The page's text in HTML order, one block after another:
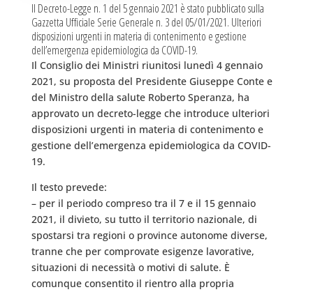
Il Decreto-Legge n. 1 del 5 gennaio 2021 è stato pubblicato sulla
Gazzetta Ufficiale Serie Generale n. 3 del 05/01/2021. Ulteriori
disposizioni urgenti in materia di contenimento e gestione
dell’emergenza epidemiologica da COVID-19.
Il Consiglio dei Ministri riunitosi lunedì 4 gennaio
2021, su proposta del Presidente Giuseppe Conte e
del Ministro della salute Roberto Speranza, ha
approvato un decreto-legge che introduce ulteriori
disposizioni urgenti in materia di contenimento e
gestione dell’emergenza epidemiologica da COVID-
19.
Il testo prevede:
– per il periodo compreso tra il 7 e il 15 gennaio
2021, il divieto, su tutto il territorio nazionale, di
spostarsi tra regioni o province autonome diverse,
tranne che per comprovate esigenze lavorative,
situazioni di necessità o motivi di salute. È
comunque consentito il rientro alla propria